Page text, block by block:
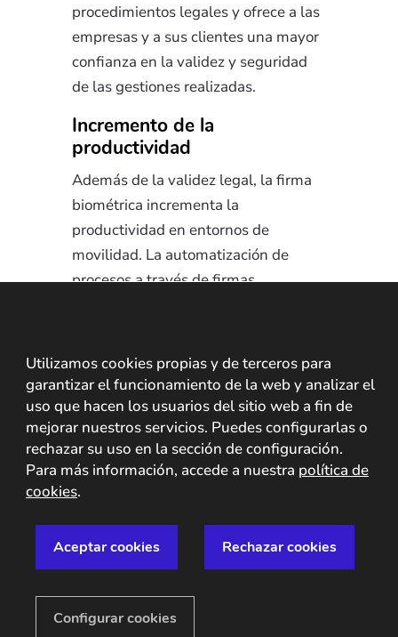
procedimientos legales y ofrece a las
empresas y a sus clientes una mayor
confianza en la validez y seguridad
de las gestiones realizadas.
Incremento de la
productividad
Además de la validez legal, la firma
biométrica incrementa la
productividad en entornos de
movilidad. La automatización de
procesos a través de firmas
manual de documentos.
La adopción de la firma biométrica en
procesos presenciales también
mejora la experiencia del usuario.
El futuro de la firma es verde,
cómo la firma digital reduce
el uso del papel
Uno de los beneficios más notables
uso del papel.
Utilizamos cookies propias y de terceros para
garantizar el funcionamiento de la web y analizar el
uso que hacen los usuarios del sitio web a fin de
mejorar nuestros servicios. Puedes configurarlas o
rechazar su uso en la sección de configuración.
Para más información, accede a nuestra política de
cookies.
Aceptar cookies Rechazar cookies
Configurar cookies